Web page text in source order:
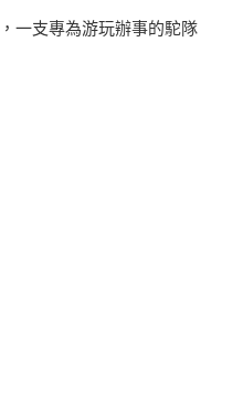
一支專為游玩辦事的駝隊